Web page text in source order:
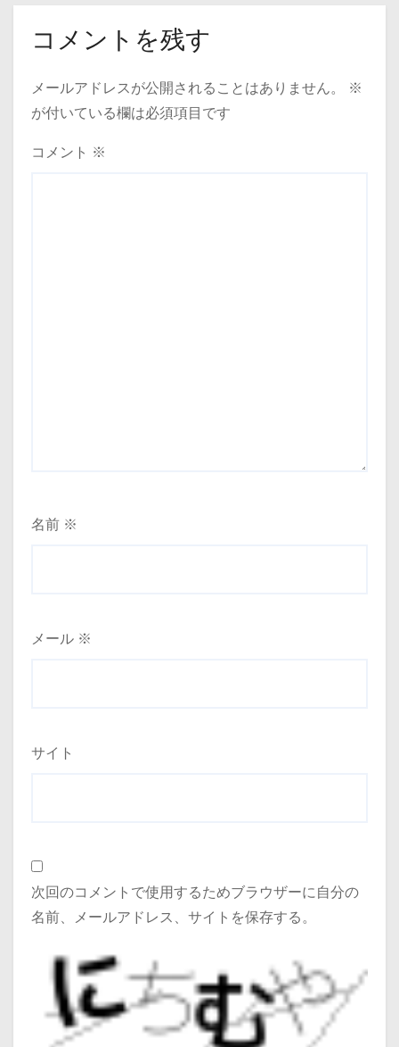
コメントを残す
メールアドレスが公開されることはありません。
※
が付いている欄は必須項目です
コメント ※
名前 ※
メール ※
サイト
次回のコメントで使用するためブラウザーに自分の
名前、メールアドレス、サイトを保存する。